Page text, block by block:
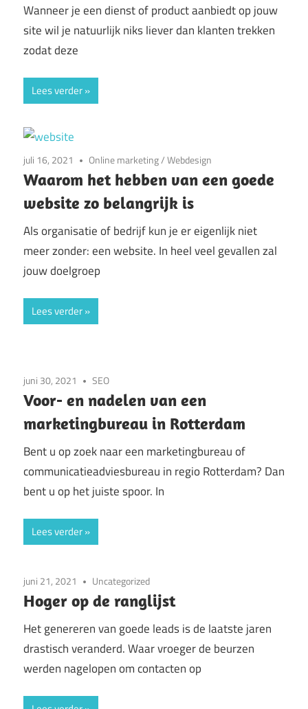
Wanneer je een dienst of product aanbiedt op jouw
site wil je natuurlijk niks liever dan klanten trekken
zodat deze
Lees verder
juli 16, 2021 Online marketing/Webdesign
Waarom het hebben van een goede
website zo belangrijk is
Als organisatie of bedrijf kun je er eigenlijk niet
meer zonder: een website. In heel veel gevallen zal
jouw doelgroep
Lees verder
juni 30, 2021 SEO
Voor- en nadelen van een
marketingbureau in Rotterdam
Bent u op zoek naar een marketingbureau of
communicatieadviesbureau in regio Rotterdam? Dan
bent u op het juiste spoor. In
Lees verder
juni 21, 2021 Uncategorized
Hoger op de ranglijst
Het genereren van goede leads is de laatste jaren
drastisch veranderd. Waar vroeger de beurzen
werden nagelopen om contacten op